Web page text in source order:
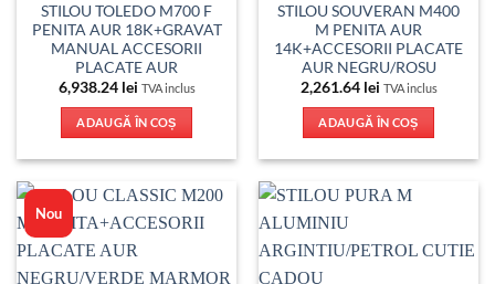
STILOU TOLEDO M700 F
PENITA AUR 18K+GRAVAT
MANUAL ACCESORII
PLACATE AUR
6,938.24 lei TVA inclus
ADAUGĂ ÎN COȘ
STILOU SOUVERAN M400
M PENITA AUR
14K+ACCESORII PLACATE
AUR NEGRU/ROSU
2,261.64 lei TVA inclus
ADAUGĂ ÎN COȘ
Nou